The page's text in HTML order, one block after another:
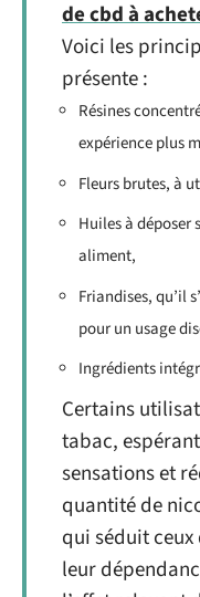
de cbd à
Voici les
présente :
Résines
expérience plus
Fleurs brutes, à
Huiles à déposer
aliment,
Friandises, qu’il
pour un usage
Ingrédients
Certains
tabac,
sensations et
quantité de
qui séduit
leur